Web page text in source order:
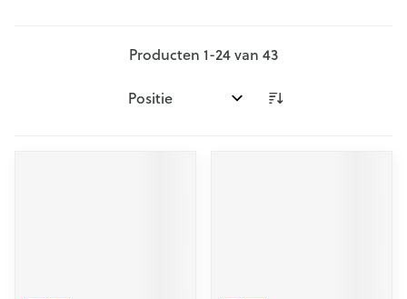
Producten 1-24van 43
Sorteer op: